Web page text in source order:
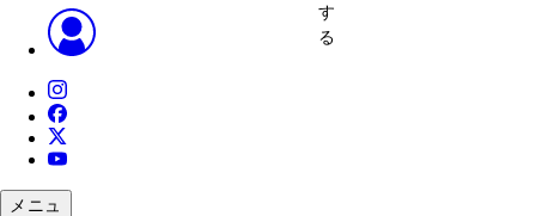
す
る
メニュ